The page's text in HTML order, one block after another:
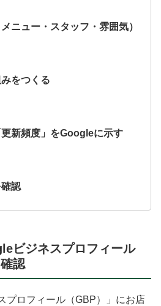
ニュー・スタッフ・雰囲気）
をつくる
新頻度」をGoogleに示す
認
ビジネスプロフィール
認
プロフィール（GBP）」にお店